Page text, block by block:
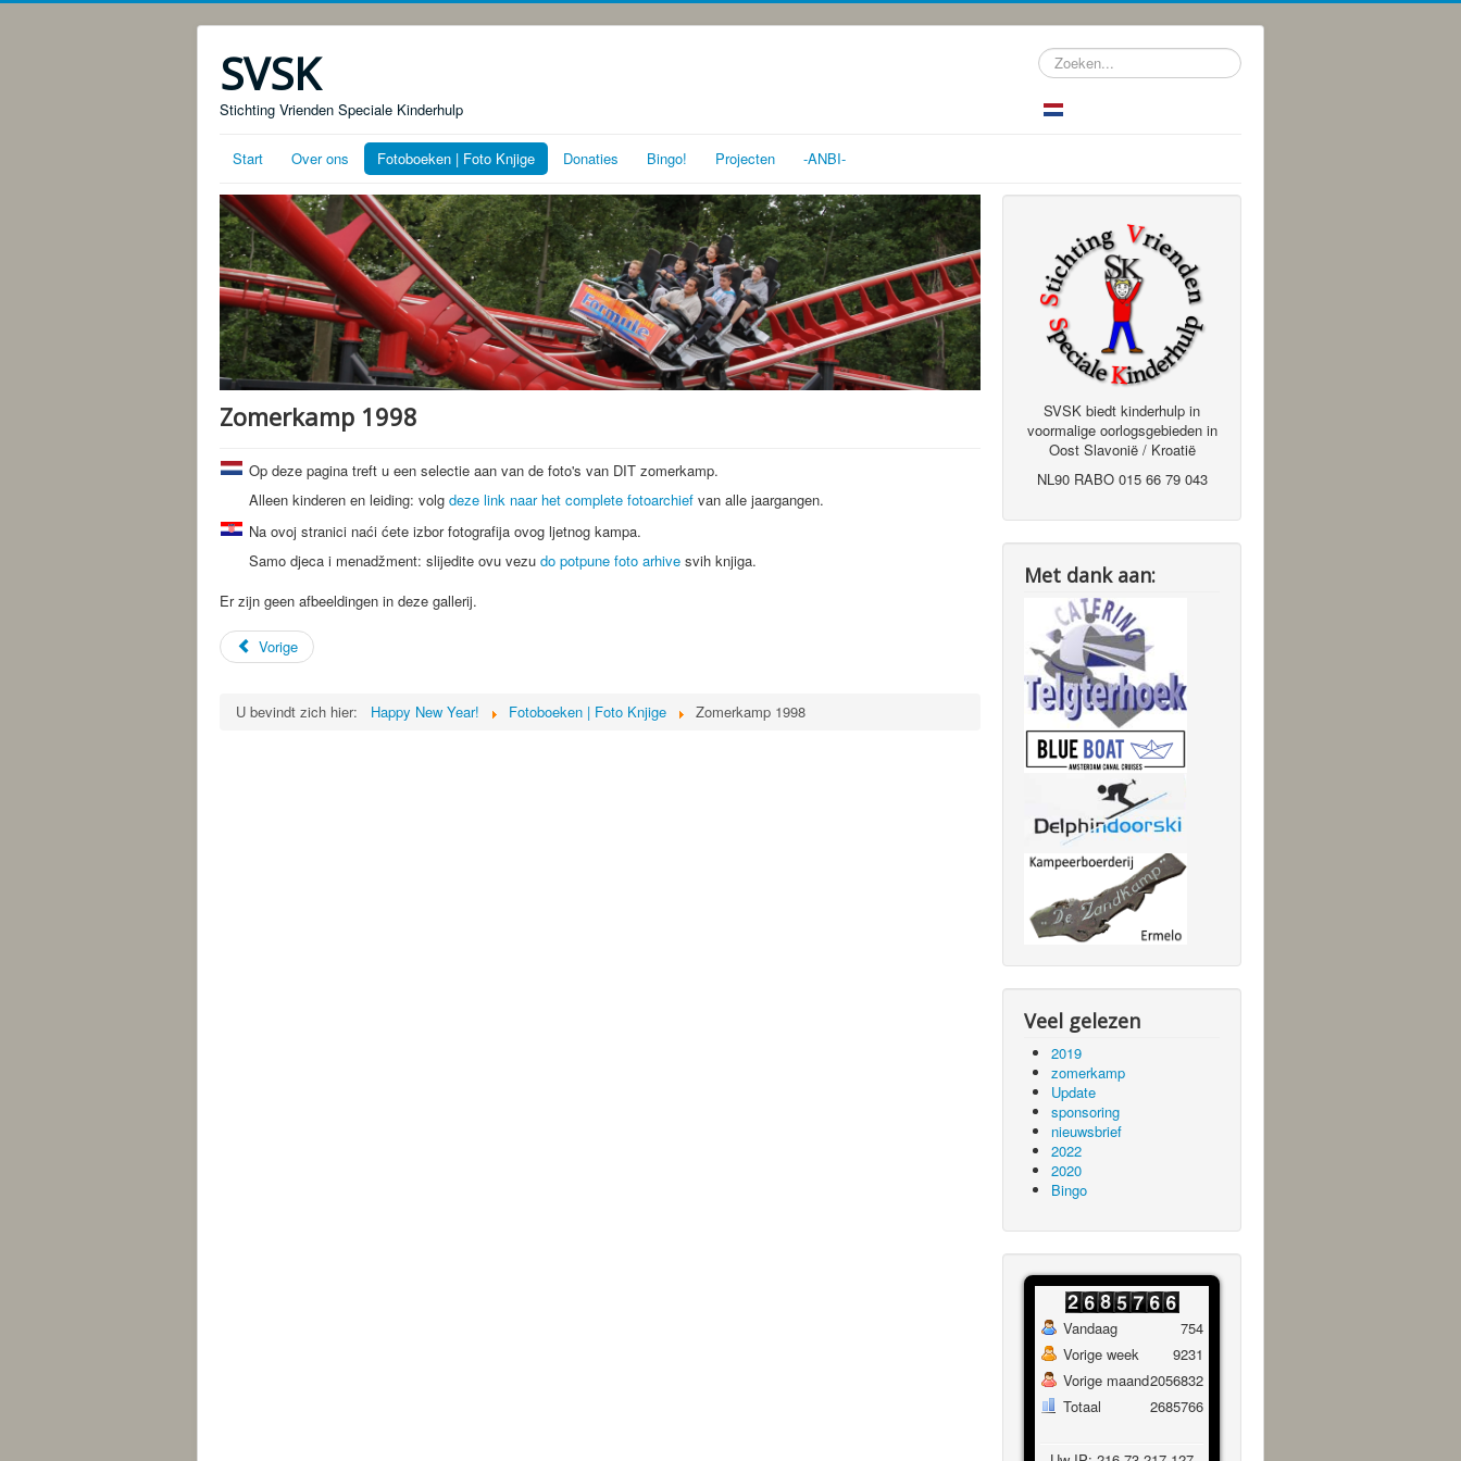
SVSK
Stichting Vrienden Speciale Kinderhulp
Zoeken...
Start Over ons Fotoboeken | Foto Knjige Donaties Bingo! Projecten -ANBI-
Zomerkamp 1998
Op deze pagina treft u een selectie aan van de foto's van DIT zomerkamp.
Alleen kinderen en leiding: volg deze link naar het complete fotoarchief van alle jaargangen.
Na ovoj stranici naći ćete izbor fotografija ovog ljetnog kampa.
Samo djeca i menadžment: slijedite ovu vezu do potpune foto arhive svih knjiga.
Er zijn geen afbeeldingen in deze gallerij.
Vorige
U bevindt zich hier: Happy New Year! Fotoboeken | Foto Knjige Zomerkamp 1998
SVSK biedt kinderhulp in
voormalige oorlogsgebieden in
Oost Slavonië / Kroatië
NL90 RABO 015 66 79 043
Met dank aan:
Veel gelezen
2019
zomerkamp
Update
sponsoring
nieuwsbrief
2022
2020
Bingo
Vandaag
Vorige week
Vorige maand
Totaal
754
9231
2056832
2685766